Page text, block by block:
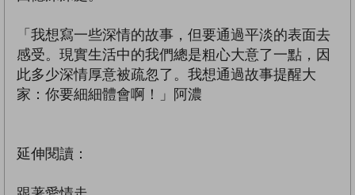
「我想寫一些深情的故事，但要通過平淡的表面去
感受。現實生活中的我們總是粗心大意了一點，因
此多少深情厚意被疏忽了。我想通過故事提醒大
家：你要細細體會啊！」阿濃
延伸閱讀：